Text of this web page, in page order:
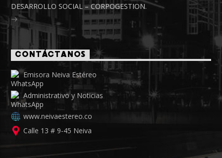
DESARROLLO SOCIAL – CORPOGESTION.
CONTÁCTANOS
Emisora Neiva Estéreo
Administrativo y Noticias
www.neivaestereo.co
Calle 13 # 9-45 Neiva